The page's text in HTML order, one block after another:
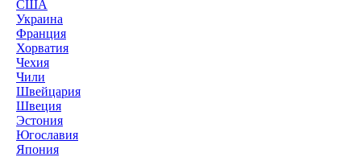
США
Украина
Франция
Хорватия
Чехия
Чили
Швейцария
Швеция
Эстония
Югославия
Япония